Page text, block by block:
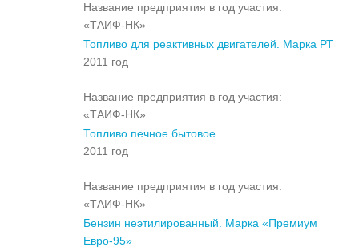
Название предприятия в год участия:
«ТАИФ-НК»
Топливо для реактивных двигателей. Марка РТ
2011 год
Название предприятия в год участия:
«ТАИФ-НК»
Топливо печное бытовое
2011 год
Название предприятия в год участия:
«ТАИФ-НК»
Бензин неэтилированный. Марка «Премиум
Евро-95»